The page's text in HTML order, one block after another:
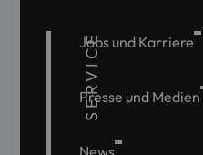
SERVICE
Jobs und Karriere
Presse und Medien